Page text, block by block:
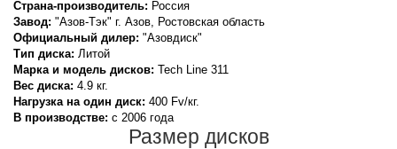
Страна-производитель: Россия
Завод: "Азов-Тэк" г. Азов, Ростовская область
Официальный дилер: "Азовдиск"
Тип диска: Литой
Марка и модель дисков: Tech Line 311
Вес диска: 4.9 кг.
Нагрузка на один диск: 400 Fv/кг.
В производстве: с 2006 года
Размер дисков